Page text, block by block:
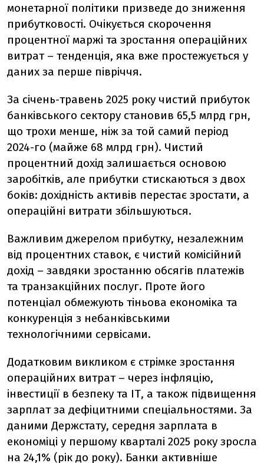
монетарної політики призведе до зниження
прибутковості. Очікується скорочення
процентної маржі та зростання операційних
витрат – тенденція, яка вже простежується у
даних за перше півріччя.
За січень-травень 2025 року чистий прибуток
банківського сектору становив 65,5 млрд грн,
що трохи менше, ніж за той самий період
2024-го (майже 68 млрд грн). Чистий
процентний дохід залишається основою
заробітків, але прибутки стискаються з двох
боків: дохідність активів перестає зростати, а
операційні витрати збільшуються.
Важливим джерелом прибутку, незалежним
від процентних ставок, є чистий комісійний
дохід – завдяки зростанню обсягів платежів
та транзакційних послуг. Проте його
потенціал обмежують тіньова економіка та
конкуренція з небанківськими
технологічними сервісами.
Додатковим викликом є стрімке зростання
операційних витрат – через інфляцію,
інвестиції в безпеку та ІТ, а також підвищення
зарплат за дефіцитними спеціальностями. За
даними Держстату, середня зарплата в
економіці у першому кварталі 2025 року зросла
на 24,1% (рік до року). Банки активніше